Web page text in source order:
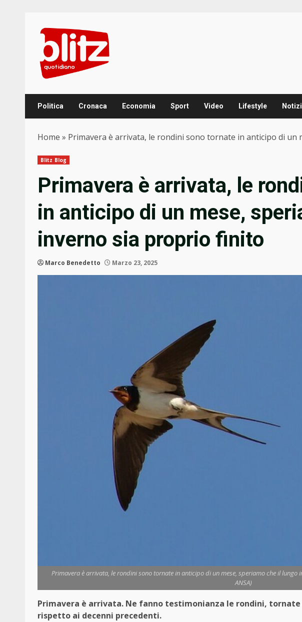
content
Politica Cronaca Economia Sport Video Lifestyle
Home » Primavera è arrivata, le rondini sono tornate in anticipo di
Blitz Blog
Primavera è arrivata, le
in anticipo di un mese,
inverno sia proprio finito
Marco Benedetto Marzo 23, 2025
Primavera è arrivata, le rondini sono tornate in anticipo di un mese, speriamo che il
ANSA)
Primavera è arrivata. Ne fanno testimonianza le rondini,
rispetto ai decenni precedenti.